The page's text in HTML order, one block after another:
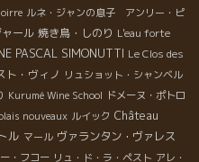
ルネ・ジャンの息子 アンリー・ピ
ール 焼き鳥・しのり L'eau forte
PASCAL SIMONUTTI Le Clos des
ト・ヴィノ リュショット・シャンベル
Kurumé Wine School ドメーヌ・ポトロ
nouveaux ルイック Château
ル マール ヴァランタン・ヴァレス
・フコー リュ・ド・ラ・ペスト アレ・